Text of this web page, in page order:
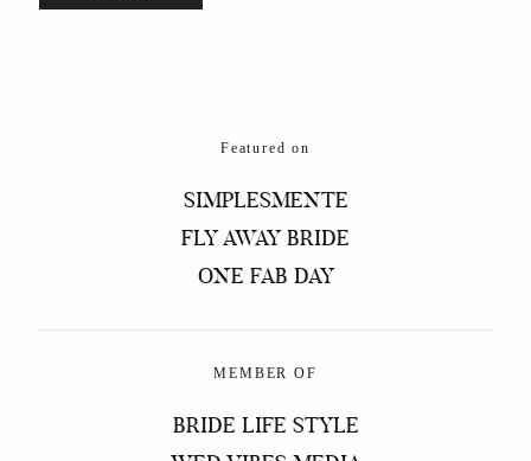
Featured on
SIMPLESMENTE
FLY AWAY BRIDE
ONE FAB DAY
MEMBER OF
BRIDE LIFE STYLE